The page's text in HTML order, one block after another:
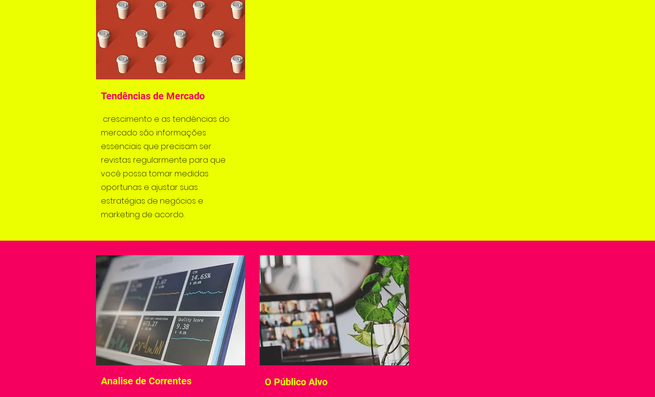
Tendências de Mercado
crescimento e as tendências do
mercado são informações
essenciais que precisam ser
revistas regularmente para que
você possa tomar medidas
oportunas e ajustar suas
estratégias de negócios e
marketing de acordo.
Analise de Correntes O Público Alvo